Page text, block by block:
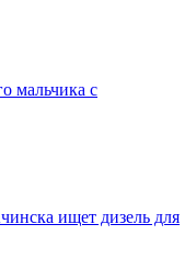
мальчика с
ищет дизель для